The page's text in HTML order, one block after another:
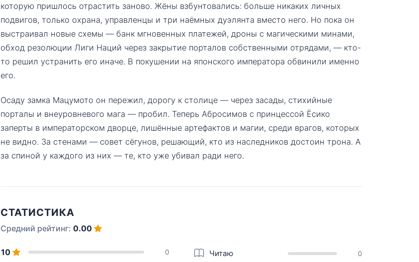
которую пришлось отрастить заново. Жёны взбунтовались: больше никаких личных
подвигов, только охрана, управленцы и три наёмных дуэлянта вместо него. Но пока он
выстраивал новые схемы — банк мгновенных платежей, дроны с магическими минами,
обход резолюции Лиги Наций через закрытие порталов собственными отрядами, — кто-
то решил устранить его иначе. В покушении на японского императора обвинили именно
его.
Осаду замка Мацумото он пережил, дорогу к столице — через засады, стихийные
порталы и внеуровневого мага — пробил. Теперь Абросимов с принцессой Ёсико
заперты в императорском дворце, лишённые артефактов и магии, среди врагов, которых
не видно. За стенами — совет сёгунов, решающий, кто из наследников достоин трона. А
за спиной у каждого из них — те, кто уже убивал ради него.
СТАТИСТИКА
Средний рейтинг: 0.00
10 0 Читаю 0